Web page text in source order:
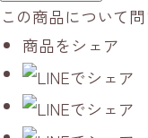
この商品について
商品をシェア